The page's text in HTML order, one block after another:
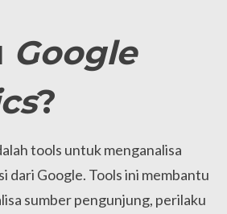
Google
?
tools untuk menganalisa
dari Google. Tools ini membantu
sumber pengunjung, perilaku